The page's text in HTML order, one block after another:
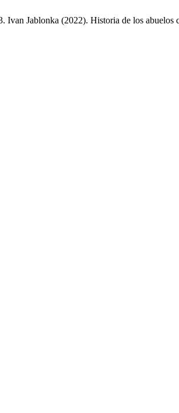
Ivan Jablonka (2022). Historia de los abuelos